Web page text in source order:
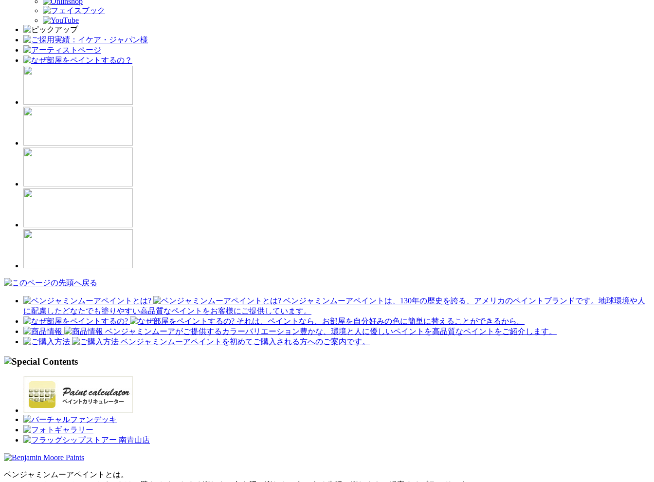
ベンジャミンムーアペイントは、130年の歴史を誇る、アメリカのペイントブランドです。地球環境や人
に配慮したどなたでも塗りやすい高品質なペイントをお客様にご提供しています。
それは、ペイントなら、お部屋を自分好みの色に簡単に替えることができるから。
ベンジャミンムーアがご提供するカラーバリエーション豊かな、環境と人に優しいペイントを高品質なペイントをご紹介します。
ベンジャミンムーアペイントを初めてご購入される方へのご案内です。
ベンジャミンムーアペイントとは。